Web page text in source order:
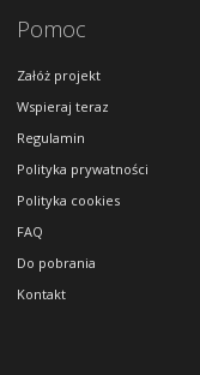
Pomoc
Załóż projekt
Wspieraj teraz
Regulamin
Polityka prywatności
Polityka cookies
FAQ
Do pobrania
Kontakt